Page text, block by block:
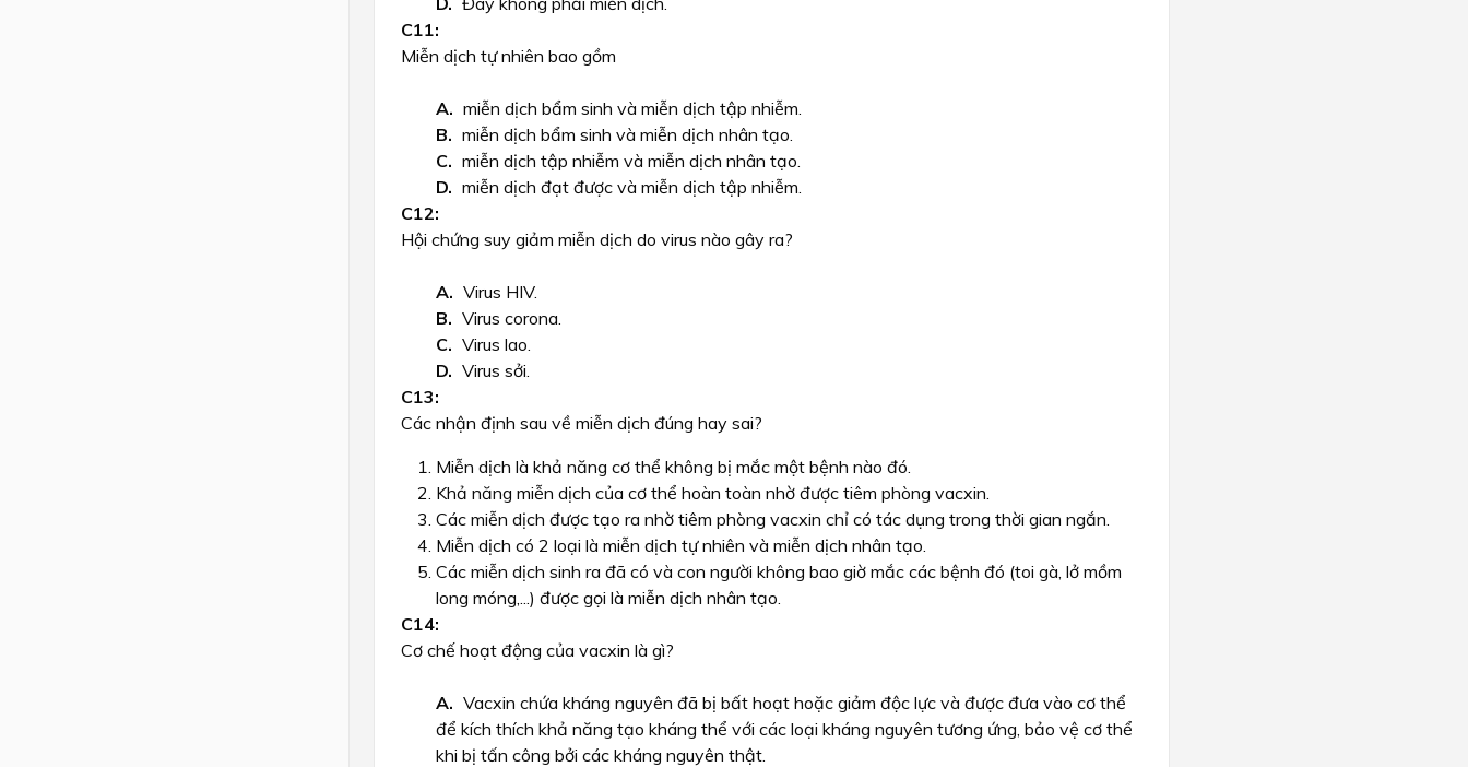
Miễn dịch tự nhiên bao gồm
miễn dịch bẩm sinh và miễn dịch tập nhiễm.
miễn dịch bẩm sinh và miễn dịch nhân tạo.
miễn dịch tập nhiễm và miễn dịch nhân tạo.
miễn dịch đạt được và miễn dịch tập nhiễm.
Hội chứng suy giảm miễn dịch do virus nào gây ra?
Virus HIV.
Virus corona.
Virus lao.
Virus sởi.
Các nhận định sau về miễn dịch đúng hay sai?
Miễn dịch là khả năng cơ thể không bị mắc một bệnh nào đó.
Khả năng miễn dịch của cơ thể hoàn toàn nhờ được tiêm phòng vacxin.
Các miễn dịch được tạo ra nhờ tiêm phòng vacxin chỉ có tác dụng trong thời gian ngắn.
Miễn dịch có 2 loại là miễn dịch tự nhiên và miễn dịch nhân tạo.
Các miễn dịch sinh ra đã có và con người không bao giờ mắc các bệnh đó (toi gà, lở mồm
long móng,...) được gọi là miễn dịch nhân tạo.
Cơ chế hoạt động của vacxin là gì?
Vacxin chứa kháng nguyên đã bị bất hoạt hoặc giảm độc lực và được đưa vào cơ thể
để kích thích khả năng tạo kháng thể với các loại kháng nguyên tương ứng, bảo vệ cơ thể
khi bị tấn công bởi các kháng nguyên thật.